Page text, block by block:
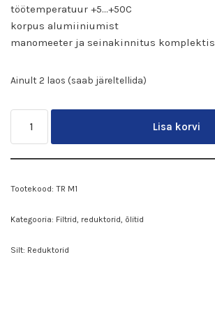
töötemperatuur +5…+50C
korpus alumiiniumist
manomeeter ja seinakinnitus komplektis
Ainult 2 laos (saab järeltellida)
Lisa korvi
Tootekood: TR M1
Kategooria: Filtrid, reduktorid, õlitid
Silt: Reduktorid